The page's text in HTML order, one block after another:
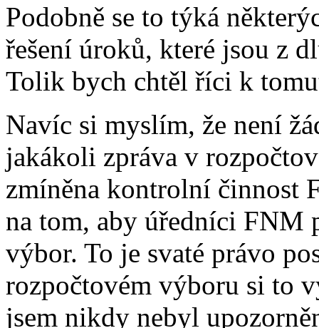
Podobně se to týká
řešení úroků, které jsou z
Tolik bych chtěl říci k
Navíc si myslím, že není
jakákoli zpráva v
zmíněna kontrolní činnost
na tom, aby úředníci FNM
výbor. To je svaté právo
rozpočtovém výboru si to
jsem nikdy nebyl